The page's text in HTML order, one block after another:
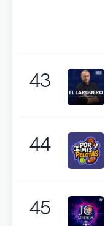
43
44
45